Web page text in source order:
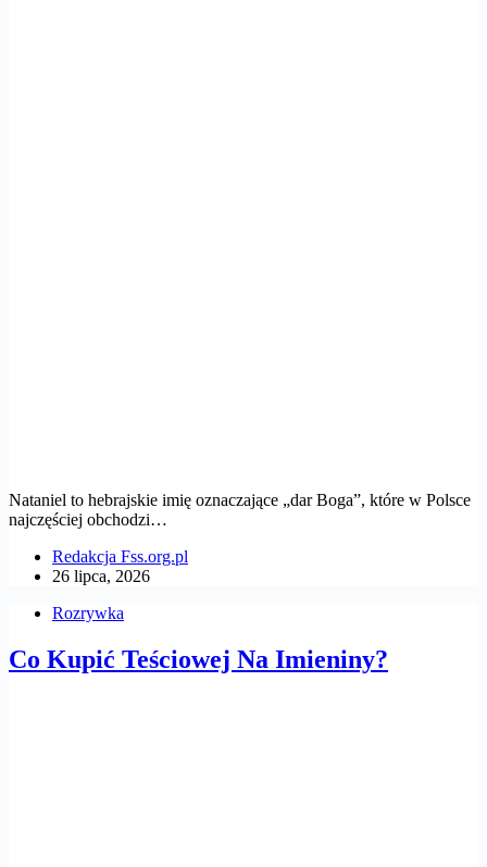
Nataniel to hebrajskie imię oznaczające „dar Boga”, które w Polsce
najczęściej obchodzi…
Redakcja Fss.org.pl
26 lipca, 2026
Rozrywka
Co Kupić Teściowej Na Imieniny?